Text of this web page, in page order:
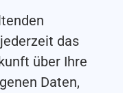
das
über Ihre
Daten,